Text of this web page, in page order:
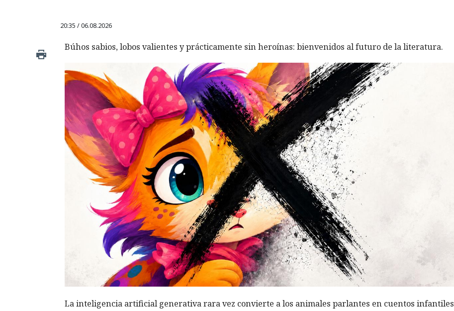
20:35 / 06.08.2026
Búhos sabios, lobos valientes y prácticamente sin heroínas: bienvenidos al futuro de la literatura.
La inteligencia artificial generativa rara vez convierte a los animales parlantes en cuentos infantiles